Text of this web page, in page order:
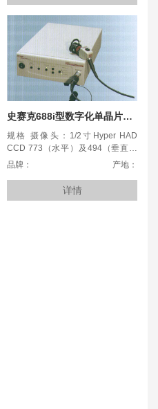
史赛克688i型数字化单晶片摄像机
规格 摄像头：1/2寸Hyper HAD
CCD 773（水平）及494（垂直）
像素 分辨率：560线以上 信噪比：
度：VIDEO及S-VHS各两组 体积：
宽9.7寸、长16.0寸、高4.0寸 重
品牌： 产地：
详情